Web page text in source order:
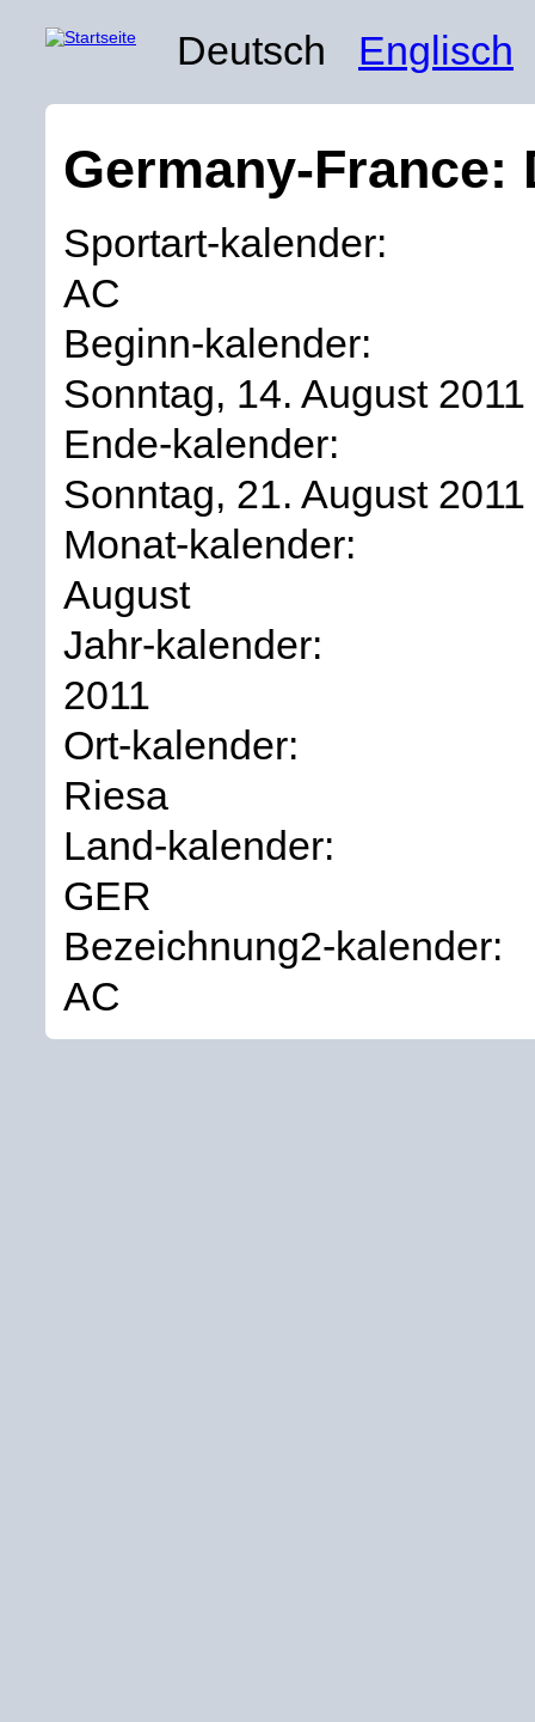
Deutsch Englisch
Germany-France:
Sportart-kalender:
AC
Beginn-kalender:
Sonntag, 14. August 2011
Ende-kalender:
Sonntag, 21. August 2011
Monat-kalender:
August
Jahr-kalender:
2011
Ort-kalender:
Riesa
Land-kalender:
GER
Bezeichnung2-kalender:
AC